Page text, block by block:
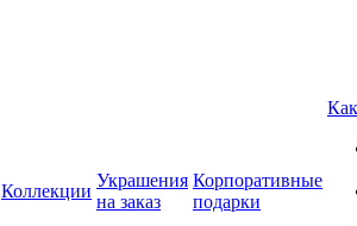
Коллекции
Украшения
на заказ
Корпоративные
подарки